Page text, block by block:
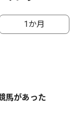
1か月
馬があった